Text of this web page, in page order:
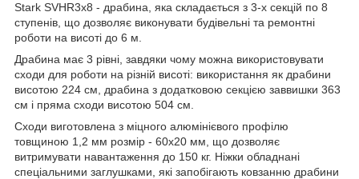
Stark SVHR3x8 - драбина, яка складається з 3-х секцій по 8
ступенів, що дозволяє виконувати будівельні та ремонтні
роботи на висоті до 6 м.
Драбина має 3 рівні, завдяки чому можна використовувати
сходи для роботи на різній висоті: використання як драбини
висотою 224 см, драбина з додатковою секцією заввишки 363
см і пряма сходи висотою 504 см.
Сходи виготовлена з міцного алюмінієвого профілю
товщиною 1,2 мм розмір - 60х20 мм, що дозволяє
витримувати навантаження до 150 кг. Ніжки обладнані
спеціальними заглушками, які запобігають ковзанню драбини